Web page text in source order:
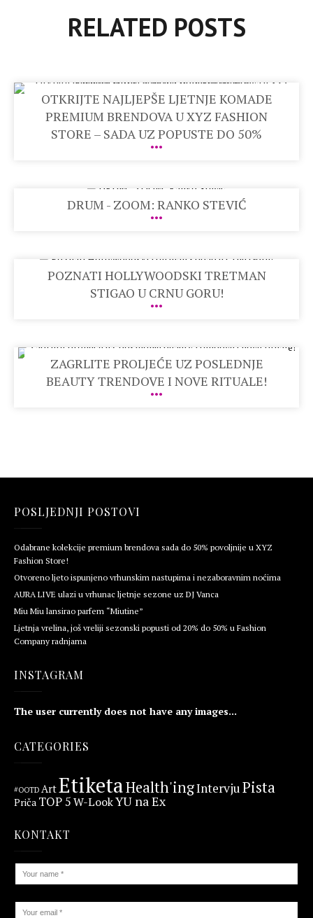
RELATED POSTS
OTKRIJTE NAJLJEPŠE LJETNJE KOMADE
PREMIUM BRENDOVA U XYZ FASHION
STORE – SADA UZ POPUSTE DO 50%
DRUM - ZOOM: RANKO STEVIĆ
POZNATI HOLLYWOODSKI TRETMAN
STIGAO U CRNU GORU!
ZAGRLITE PROLJEĆE UZ POSLEDNJE
BEAUTY TRENDOVE I NOVE RITUALE!
POSLJEDNJI POSTOVI
Odabrane kolekcije premium brendova sada do 50% povoljnije u XYZ
Fashion Store!
Otvoreno ljeto ispunjeno vrhunskim nastupima i nezaboravnim noćima
AURA LIVE ulazi u vrhunac ljetnje sezone uz DJ Vanca
Miu Miu lansirao parfem “Miutine”
Ljetnja vrelina, još vreliji sezonski popusti od 20% do 50% u Fashion
Company radnjama
INSTAGRAM
The user currently does not have any images...
CATEGORIES
#OOTD ArtEtiketaHealth'ingIntervjuPista
Priča TOP 5W-LookYU na Ex
KONTAKT